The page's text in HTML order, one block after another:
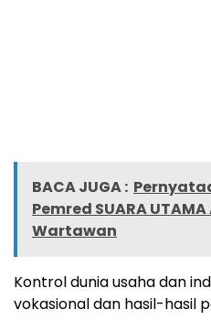
BACA JUGA :
Pemred SUARA
Wartawan
Kontrol dunia usaha dan
vokasional dan hasil-hasil